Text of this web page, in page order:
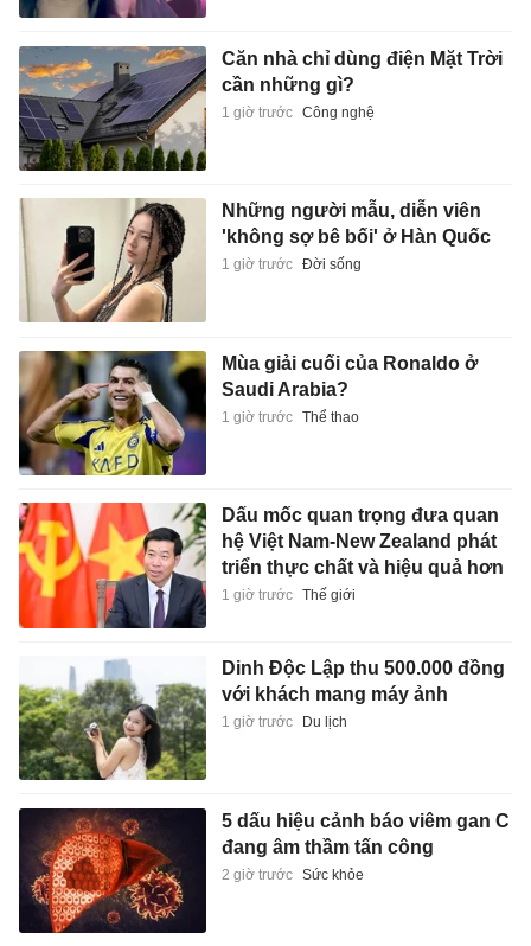
Căn nhà chỉ dùng điện Mặt Trời
cần những gì?
1 giờ trước Công nghệ
Những người mẫu, diễn viên
'không sợ bê bối' ở Hàn Quốc
1 giờ trước Đời sống
Mùa giải cuối của Ronaldo ở
Saudi Arabia?
1 giờ trước Thể thao
Dấu mốc quan trọng đưa quan
hệ Việt Nam-New Zealand phát
triển thực chất và hiệu quả hơn
1 giờ trước Thế giới
Dinh Độc Lập thu 500.000 đồng
với khách mang máy ảnh
1 giờ trước Du lịch
5 dấu hiệu cảnh báo viêm gan C
đang âm thầm tấn công
2 giờ trước Sức khỏe